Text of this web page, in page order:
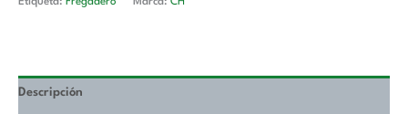
Descripción